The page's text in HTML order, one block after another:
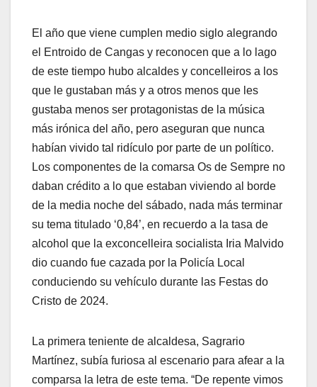
El año que viene cumplen medio siglo alegrando
el Entroido de Cangas y reconocen que a lo lago
de este tiempo hubo alcaldes y concelleiros a los
que le gustaban más y a otros menos que les
gustaba menos ser protagonistas de la música
más irónica del año, pero aseguran que nunca
habían vivido tal ridículo por parte de un político.
Los componentes de la comarsa Os de Sempre no
daban crédito a lo que estaban viviendo al borde
de la media noche del sábado, nada más terminar
su tema titulado ‘0,84’, en recuerdo a la tasa de
alcohol que la exconcelleira socialista Iria Malvido
dio cuando fue cazada por la Policía Local
conduciendo su vehículo durante las Festas do
Cristo de 2024.
La primera teniente de alcaldesa, Sagrario
Martínez, subía furiosa al escenario para afear a la
comparsa la letra de este tema. “De repente vimos